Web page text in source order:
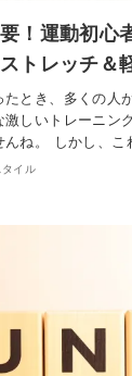
！運動初心
トレッチ＆
とき、多くの人
しいトレーニン
んね。 しかし、
タイル